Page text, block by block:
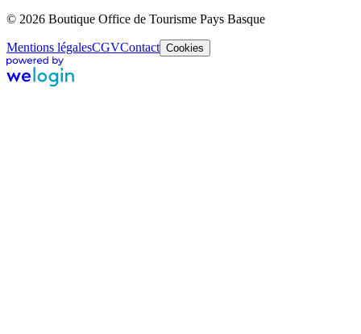
© 2026 Boutique Office de Tourisme Pays Basque
Mentions légalesCGVContact Cookies